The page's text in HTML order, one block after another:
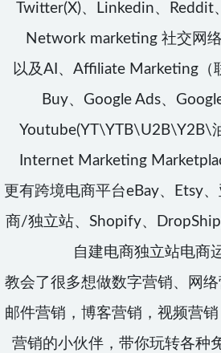
Twitter(X)、Linkedin、Reddit
Network marketing 社交网络
以及AI、Affiliate Marketing（
Buy、Google Ads、
Youtube(YT\YTB\U2B\Y2B\
Internet Marketing
更有跨境电商平台eBay、Etsy
商/独立站、Shopify、
自建电商独立站电商
教会了很多想做数字营销、网络
邮件营销，博客营销，视频营
营销的小伙伴，带你玩转各种